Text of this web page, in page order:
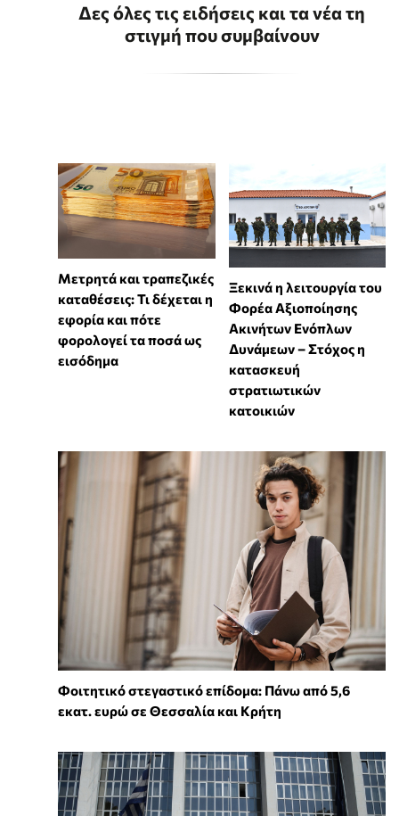
Δες όλες τις ειδήσεις και τα νέα τη
στιγμή που συμβαίνουν
Μετρητά και τραπεζικές
καταθέσεις: Τι δέχεται η
εφορία και πότε
φορολογεί τα ποσά ως
εισόδημα
Ξεκινά η λειτουργία του
Φορέα Αξιοποίησης
Ακινήτων Ενόπλων
Δυνάμεων – Στόχος η
κατασκευή
στρατιωτικών
κατοικιών
Φοιτητικό στεγαστικό επίδομα: Πάνω από 5,6
εκατ. ευρώ σε Θεσσαλία και Κρήτη